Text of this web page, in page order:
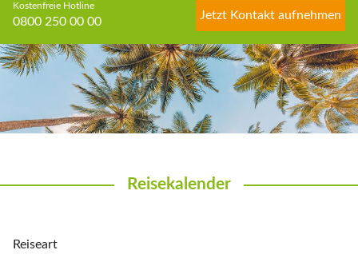
Kostenfreie Hotline
0800 250 00 00
Jetzt Kontakt aufnehmen
Reisekalender
Reiseart